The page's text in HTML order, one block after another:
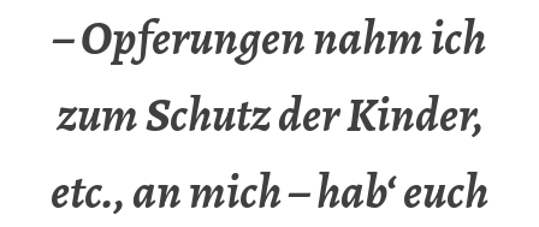
– Opferungen nahm ich
zum Schutz der Kinder,
etc., an mich – hab‘ euch